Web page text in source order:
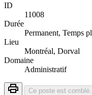
ID
11008
Durée
Permanent, Temps
Lieu
Montréal, Dorval
Domaine
Administratif
Ce poste est comblé.